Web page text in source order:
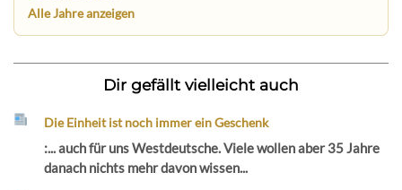
Alle Jahre anzeigen
Dir gefällt vielleicht auch
Die Einheit ist noch immer ein Geschenk
:... auch für uns Westdeutsche. Viele wollen aber 35 Jahre
danach nichts mehr davon wissen...